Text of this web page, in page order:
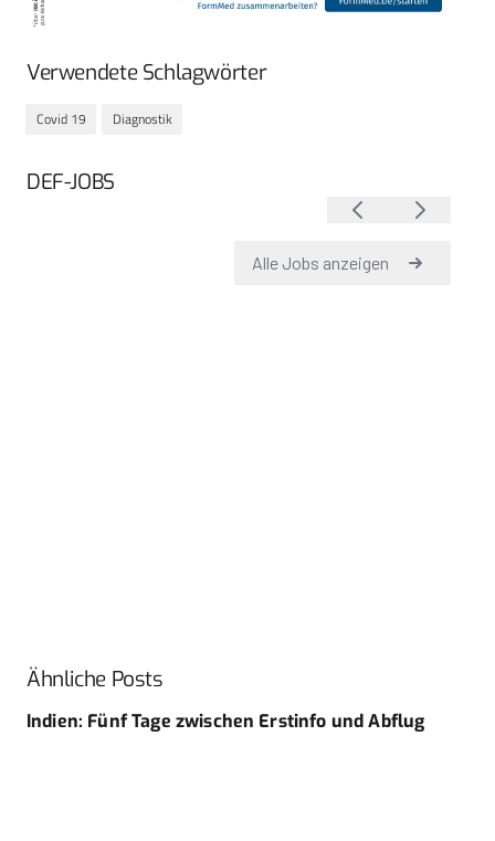
Verwendete Schlagwörter
Covid 19 Diagnostik
DEF-JOBS
Ähnliche Posts
Indien: Fünf Tage zwischen Erstinfo und Abflug